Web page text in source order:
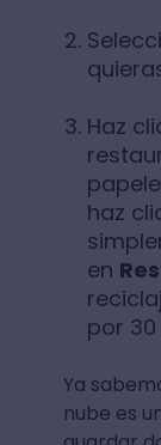
Haz
haz
en
por
Ya
nube es